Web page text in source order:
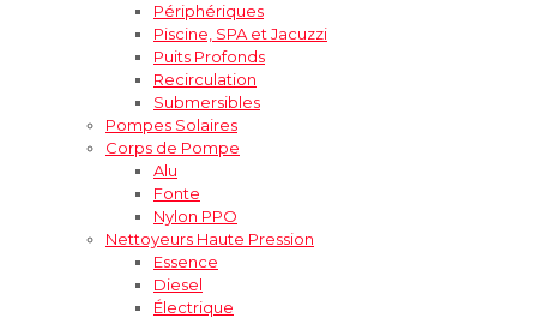
Périphériques
Piscine, SPA et Jacuzzi
Puits Profonds
Recirculation
Submersibles
Pompes Solaires
Corps de Pompe
Alu
Fonte
Nylon PPO
Nettoyeurs Haute Pression
Essence
Diesel
Électrique